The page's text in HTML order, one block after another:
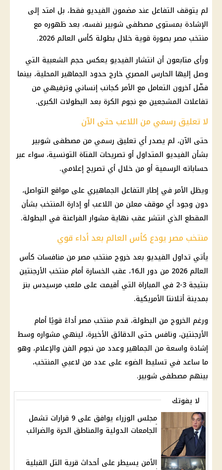
لم يتوقف التفاعل عند مضمون الفيديو فقط، بل امتد إلى
الإشادة بمستوى مصطفى شوبيرنفسه، بعد ظهوره مع
منتخب مصربصورة قوية خلال بطولة كأس العالم 2026
.
ورأى متابعون أن انتشار الفيديو يعكس حجم الشعبية التي
وصل إليها الحارس المصري خارج حدود الجماهير المحلية، بينما
فضّل آخرون التعامل مع الأمر كجانب إنساني وترفيهي من
تفاعلات المشجعين مع نجوم الكرة بعد البطولات الكبرى.
لا تعليق رسمي من اللاعب حتى الآن
حتى الآن، لم يصدر أي تعليق رسمي من مصطفى شوبير
بشأن الفيديو المتداول أو تصريحات الفتاة التونسية، سواء عبر
حساباته الرسمية أو من خلال أي تصريح إعلامي.
ويظل الأمر في إطار التفاعل الجماهيري على مواقع التواصل،
دون وجود أي موقف معلن من اللاعب أو إدارة المنتخب بشأن
المقطع الذي انتشر عقب نهاية مشوارالفراعنة في البطولة.
منتخب مصر يودع كأس العالم بعد أداء قوي
يأتي تداول الفيديو بعد خروج منتخب مصر من منافسات كأس
العالم
منتخب الأرجنتين
بنتيجة 3-2 في المباراة التي أقيمت على ملعب مرسيدس بنز
بمدينة أتلانتا الأمريكية.
ورغم الخروج من البطولة، قدم منتخب مصرأداءً قويًا أمام
الأرجنتين، ونافس حتى الدقائق الأخيرة، لينهي مشواره وسط
إشادة واسعة من الجماهير وعدد من نجوم الفن والإعلام، وهو
ما ساعد في تسليط الضوء على عدد من لاعبي المنتخب،
بينهم مصطفى شوبير.
لا يفوتك
مجلس الوزراء يوافق على 9 قرارات تشمل
الجامعات الدولية والمناطق الحرة والضرائب
الأمن يسيطر على أحداث قرية التل القبلية